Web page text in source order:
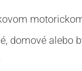
domové alebo